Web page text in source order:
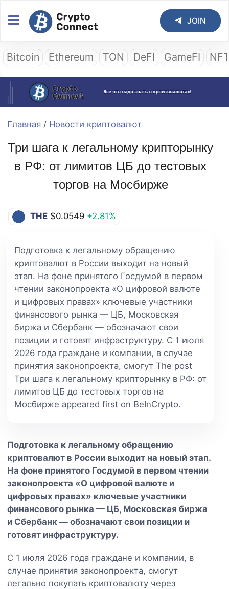
JOIN
Bitcoin Ethereum TON DeFI GameFI
Главная / Новости криптовалют
Три шага к легальному крипторынку
в РФ: от лимитов ЦБ до тестовых
торгов на Мосбирже
THE $0.0549 +2.81%
Подготовка к легальному обращению
криптовалют в России выходит на новый
этап. На фоне принятого Госдумой в первом
чтении законопроекта «О цифровой валюте
и цифровых правах» ключевые участники
финансового рынка — ЦБ, Московская
биржа и Сбербанк — обозначают свои
позиции и готовят инфраструктуру. С 1 июля
2026 года граждане и компании, в случае
принятия законопроекта, смогут The post
Три шага к легальному крипторынку в РФ: от
лимитов ЦБ до тестовых торгов на
Мосбирже appeared first on BeInCrypto.
Подготовка к легальному обращению
криптовалют в России выходит на новый этап.
На фоне принятого Госдумой в первом чтении
законопроекта «О цифровой валюте и
цифровых правах» ключевые участники
финансового рынка — ЦБ, Московская биржа
и Сбербанк — обозначают свои позиции и
готовят инфраструктуру.
С 1 июля 2026 года граждане и компании, в
случае принятия законопроекта, смогут
легально покупать криптовалюту через